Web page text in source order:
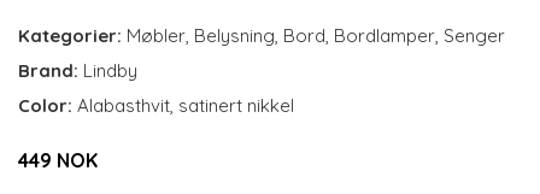
Kategorier: Møbler, Belysning, Bord, Bordlamper, Senger
Brand: Lindby
Color: Alabasthvit, satinert nikkel
449 NOK